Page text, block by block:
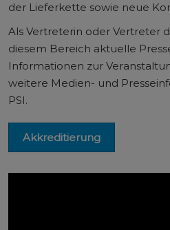
der Lieferkette sowie neue
Als Vertreterin oder Vertreter
diesem Bereich aktuelle
Informationen zur
weitere Medien- und
PSI.
Akkreditierung